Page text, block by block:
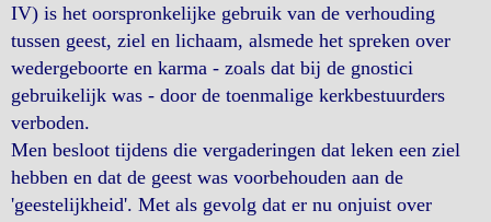
IV) is het oorspronkelijke gebruik van de verhouding
tussen geest, ziel en lichaam, alsmede het spreken over
wedergeboorte en karma - zoals dat bij de gnostici
gebruikelijk was - door de toenmalige kerkbestuurders
verboden.
Men besloot tijdens die vergaderingen dat leken een ziel
hebben en dat de geest was voorbehouden aan de
'geestelijkheid'. Met als gevolg dat er nu onjuist over